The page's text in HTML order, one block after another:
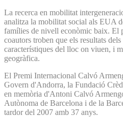
La recerca en mobilitat
analitza la mobilitat social als EUA
famílies de nivell econòmic baix. El
coautors troben que els resultats
característiques del lloc on viuen, i
geogràfica.
El Premi Internacional Calvó
Govern d'Andorra, la Fundació
en memòria d'Antoni Calvó
Autònoma de Barcelona i de la
tardor del 2007 amb 37 anys.